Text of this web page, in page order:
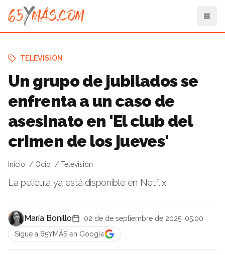
TELEVISIÓN
Un grupo de jubilados se
enfrenta a un caso de
asesinato en 'El club del
crimen de los jueves'
Inicio Ocio Televisión
La película ya está disponible en Netflix
María Bonillo
02 de de septiembre de 2025, 05:00
Sigue a 65YMÁS en Google